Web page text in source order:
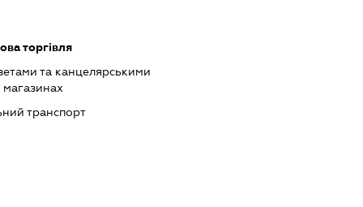
торгівля
та канцелярськими
магазинах
транспорт